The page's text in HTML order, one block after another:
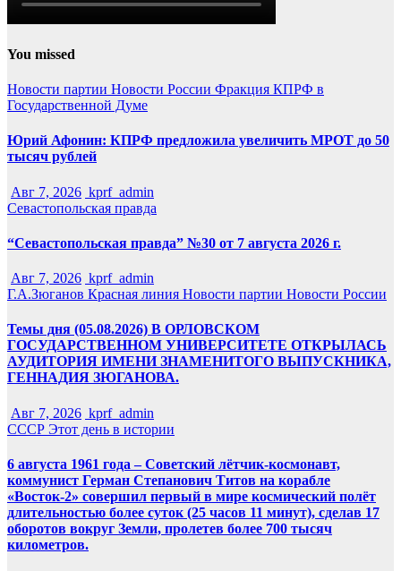
You missed
Новости партии Новости России Фракция КПРФ в
Государственной Думе
Юрий Афонин: КПРФ предложила увеличить МРОТ до 50
тысяч рублей
Авг 7, 2026 kprf_admin
Севастопольская правда
“Севастопольская правда” №30 от 7 августа 2026 г.
Авг 7, 2026 kprf_admin
Г.А.Зюганов Красная линия Новости партии Новости России
Темы дня (05.08.2026) В ОРЛОВСКОМ
ГОСУДАРСТВЕННОМ УНИВЕРСИТЕТЕ ОТКРЫЛАСЬ
АУДИТОРИЯ ИМЕНИ ЗНАМЕНИТОГО ВЫПУСКНИКА,
ГЕННАДИЯ ЗЮГАНОВА.
Авг 7, 2026 kprf_admin
СССР Этот день в истории
6 августа 1961 года – Советский лётчик-космонавт,
коммунист Герман Степанович Титов на корабле
«Восток-2» совершил первый в мире космический полёт
длительностью более суток (25 часов 11 минут), сделав 17
оборотов вокруг Земли, пролетев более 700 тысяч
километров.